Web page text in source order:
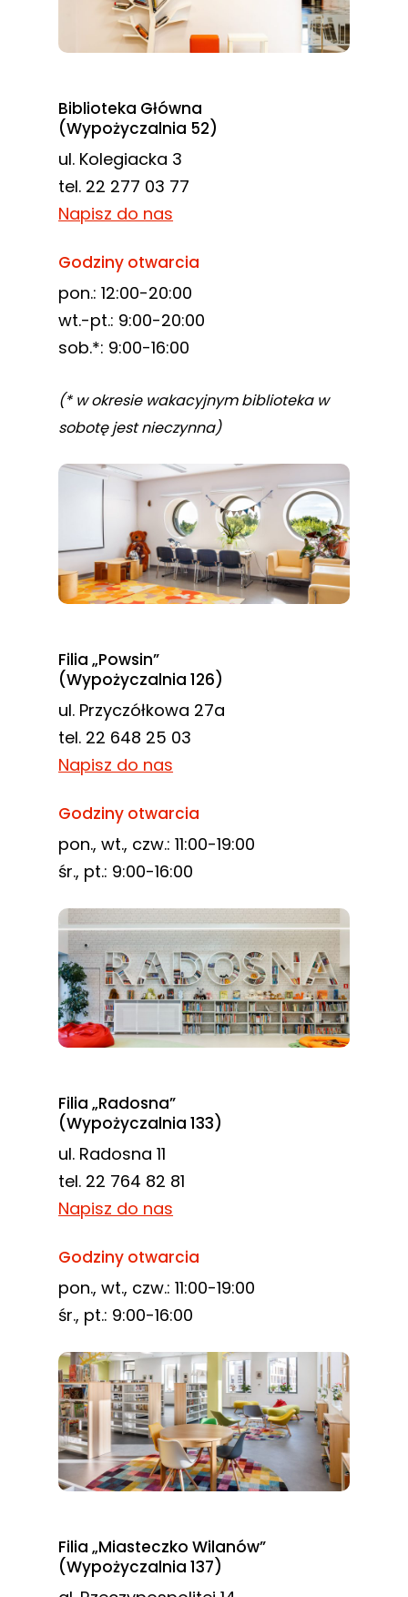
Biblioteka Główna
(Wypożyczalnia 52)
ul. Kolegiacka 3
tel. 22 277 03 77
Napisz do nas
Godziny otwarcia
pon.: 12:00-20:00
wt.-pt.: 9:00-20:00
sob.*: 9:00-16:00
(* w okresie wakacyjnym biblioteka w
sobotę jest nieczynna)
Filia „Powsin”
(Wypożyczalnia 126)
ul. Przyczółkowa 27a
tel. 22 648 25 03
Napisz do nas
Godziny otwarcia
pon., wt., czw.: 11:00-19:00
śr., pt.: 9:00-16:00
Filia „Radosna”
(Wypożyczalnia 133)
ul. Radosna 11
tel. 22 764 82 81
Napisz do nas
Godziny otwarcia
pon., wt., czw.: 11:00-19:00
śr., pt.: 9:00-16:00
Filia „Miasteczko Wilanów”
(Wypożyczalnia 137)